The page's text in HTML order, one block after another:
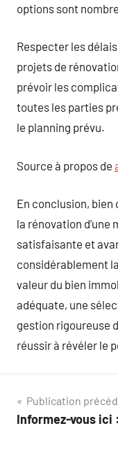
options sont
Respecter les
projets de
prévoir les
toutes les parties
le planning prévu.
Source à propos de
En conclusion,
la rénovation d’une
satisfaisante et
considérablement
valeur du bien
adéquate, une
gestion rigoureuse
réussir à révéler le
Navigation
de
Publication
Informez-vous ici